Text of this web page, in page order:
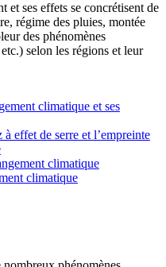
et ses effets se concrétisent de
régime des pluies, montée
des phénomènes
selon les régions et leur
climatique et ses
effet de serre et l’empreinte
climatique
climatique